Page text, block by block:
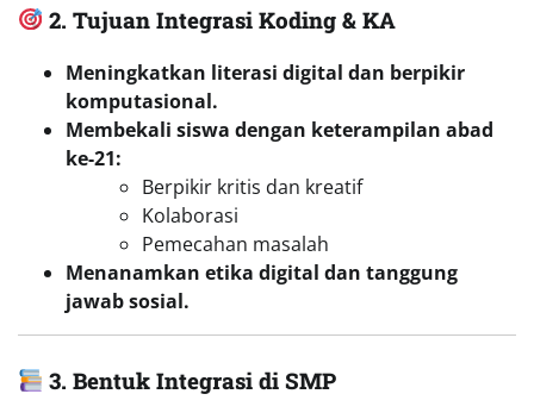
2. Tujuan Integrasi Koding & KA
Meningkatkan literasi digital dan berpikir
komputasional.
Membekali siswa dengan keterampilan abad
ke-21:
Berpikir kritis dan kreatif
Kolaborasi
Pemecahan masalah
Menanamkan etika digital dan tanggung
jawab sosial.
3. Bentuk Integrasi di SMP